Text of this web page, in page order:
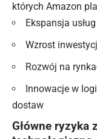
których Amazon
Ekspansja
Wzrost
Rozwój na
Innowacje w
dostaw
Główne ryzyka